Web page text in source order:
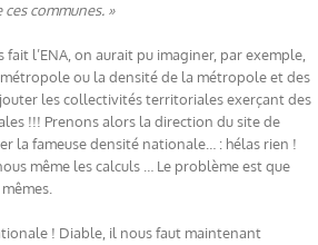
communes. »
fait l’ENA, on aurait pu imaginer, par exemple,
ou la densité de la métropole et des
les collectivités territoriales exerçant des
!!! Prenons alors la direction du site de
la fameuse densité nationale… : hélas rien !
même les calculs … Le problème est que
! Diable, il nous faut maintenant